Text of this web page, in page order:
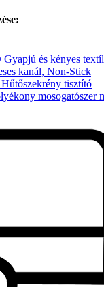
és kényes
kanál, Non-Stick
tisztító
mosogatószer